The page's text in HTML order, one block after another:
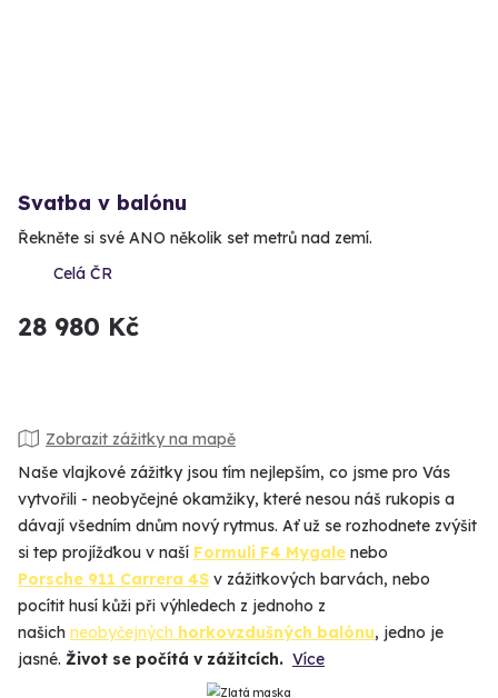
Svatba v balónu
Řekněte si své ANO několik set metrů nad zemí.
Celá ČR
28 980 Kč
Zobrazit zážitky na mapě
Naše vlajkové zážitky jsou tím nejlepším, co jsme pro Vás
vytvořili - neobyčejné okamžiky, které nesou náš rukopis a
dávají všedním dnům nový rytmus. Ať už se rozhodnete zvýšit
si tep projížďkou v naší Formuli F4 Mygale nebo
Porsche 911 Carrera 4S v zážitkových barvách, nebo
pocítit husí kůži při výhledech z jednoho z
našich neobyčejných horkovzdušných balónu, jedno je
jasné. Život se počítá v zážitcích. Více